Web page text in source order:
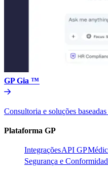
GP Gia ™​​
Consultoria e soluções
Plataforma GP​​
Integrações​​API GP​​
Segurança e